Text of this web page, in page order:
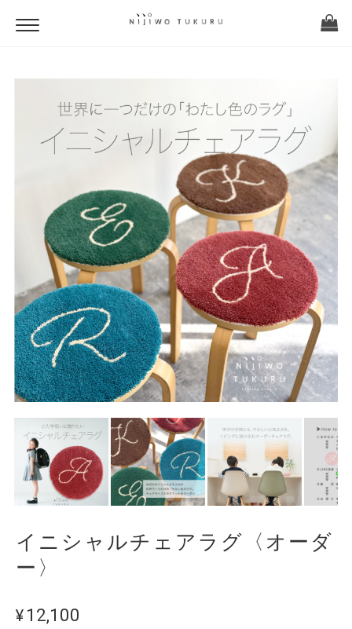
イニシャルチェアラグ〈オーダ
ー〉
¥12,100